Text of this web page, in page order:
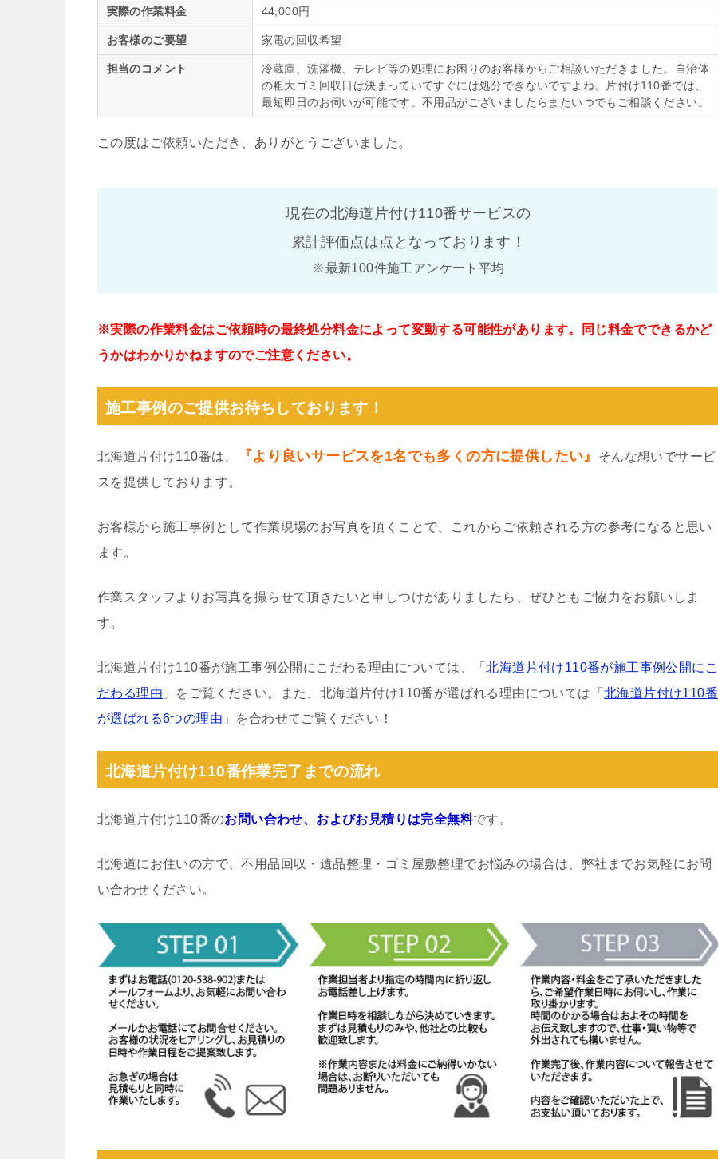
実際の作業料金 44,000円
お客様のご要望 家電の回収希望
担当のコメント
冷蔵庫、洗濯機、テレビ等の処理にお困りのお客様からご相談いただきました。自治体
の粗大ゴミ回収日は決まっていてすぐには処分できないですよね。片付け110番では、
最短即日のお伺いが可能です。不用品がございましたらまたいつでもご相談ください。
この度はご依頼いただき、ありがとうございました。
現在の北海道片付け110番サービスの
累計評価点は点となっております！
※最新100件施工アンケート平均
※実際の作業料金はご依頼時の最終処分料金によって変動する可能性があります。同じ料金でできるかど
うかはわかりかねますのでご注意ください。
施工事例のご提供お待ちしております！
北海道片付け110番は、 『より良いサービスを1名でも多くの方に提供したい』
そんな想いでサービ
スを提供しております。
お客様から施工事例として作業現場のお写真を頂くことで、これからご依頼される方の参考になると思い
ます。
作業スタッフよりお写真を撮らせて頂きたいと申しつけがありましたら、ぜひともご協力をお願いしま
す。
北海道片付け110番が施工事例公開にこだわる理由については、「北海道片付け110番が施工事例公開にこ
だわる理由 」をご覧ください。また、北海道片付け110番が選ばれる理由については「 北海道片付け110番
が選ばれる6つの理由 」を合わせてご覧ください！
北海道片付け110番作業完了までの流れ
北海道片付け110番のお問い合わせ、およびお見積りは完全無料です。
北海道にお住いの方で、不用品回収・遺品整理・ゴミ屋敷整理でお悩みの場合は、弊社までお気軽にお問
い合わせください。